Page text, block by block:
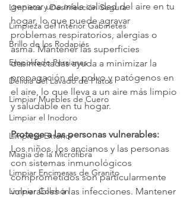
Limpieza y Desinfección Segura
Limpieza del Interior Gabinetes
Brillo de los Rodapiés
Empolvado Persianas
Delicia del Lavado de Platos
Limpiar Muebles de Cuero
Limpiar el Inodoro
Limpieza Exterior
Magia de la Microfibra
Limpiar Encimeras de Granito
Limpiar Colchón
generar una mala calidad del aire en tu
hogar, lo que puede agravar
problemas respiratorios, alergias o
asma. Mantener las superficies
desinfectadas ayuda a minimizar la
propagación de polvo y patógenos en
el aire, lo que lleva a un aire más limpio
y saludable en tu hogar.
Protege a las personas vulnerables:
Los niños, los ancianos y las personas
con sistemas inmunológicos
comprometidos son particularmente
vulnerables a las infecciones. Mantener